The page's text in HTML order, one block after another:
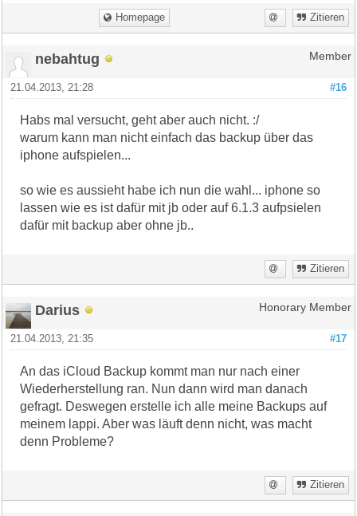
Homepage Zitieren
nebahtug Member
#16
21.04.2013, 21:28
Habs mal versucht, geht aber auch nicht. :/
warum kann man nicht einfach das backup über das
iphone aufspielen...
so wie es aussieht habe ich nun die wahl... iphone so
lassen wie es ist dafür mit jb oder auf 6.1.3 aufpsielen
dafür mit backup aber ohne jb..
Zitieren
Darius Honorary Member
#17
21.04.2013, 21:35
An das iCloud Backup kommt man nur nach einer
Wiederherstellung ran. Nun dann wird man danach
gefragt. Deswegen erstelle ich alle meine Backups auf
meinem lappi. Aber was läuft denn nicht, was macht
denn Probleme?
Zitieren